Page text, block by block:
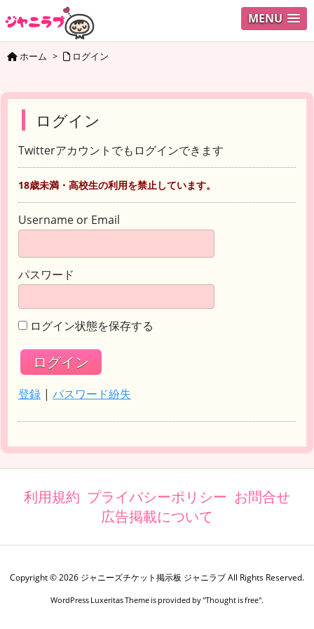
MENU
ホーム > ログイン
ログイン
Twitterアカウントでもログインできます
18歳未満・高校生の利用を禁止しています。
Username or Email
パスワード
ログイン状態を保存する
登録 | パスワード紛失
利用規約 プライバシーポリシー お問合せ
広告掲載について
Copyright ©2026 ジャニーズチケット掲示板 ジャニラブAll Rights Reserved.
WordPress Luxeritas Theme is provided by "Thought is free".